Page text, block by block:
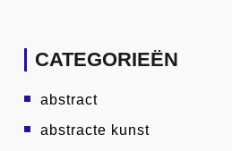
CATEGORIEËN
abstract
abstracte kunst